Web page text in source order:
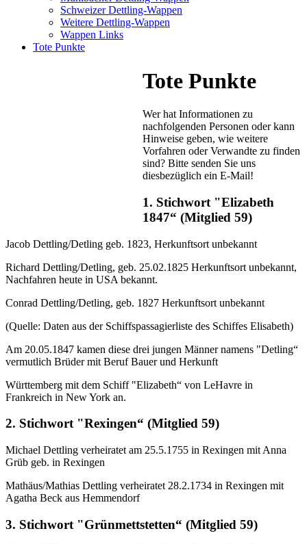
Schweizer Dettling-Wappen
Weitere Dettling-Wappen
Wappen Links
Tote Punkte
Tote Punkte
Wer hat Informationen zu
nachfolgenden Personen oder kann
Hinweise geben, wie weitere
Vorfahren oder Verwandte zu finden
sind? Bitte senden Sie uns
diesbezüglich ein E-Mail!
1. Stichwort "Elizabeth
1847“ (Mitglied 59)
Jacob Dettling/Detling geb. 1823, Herkunftsort unbekannt
Richard Dettling/Detling, geb. 25.02.1825 Herkunftsort unbekannt,
Nachfahren heute in USA bekannt.
Conrad Dettling/Detling, geb. 1827 Herkunftsort unbekannt
(Quelle: Daten aus der Schiffspassagierliste des Schiffes Elisabeth)
Am 20.05.1847 kamen diese drei jungen Männer namens "Detling“
vermutlich Brüder mit Beruf Bauer und Herkunft
Württemberg mit dem Schiff "Elizabeth“ von LeHavre in
Frankreich in New York an.
2. Stichwort "Rexingen“ (Mitglied 59)
Michael Dettling verheiratet am 25.5.1755 in Rexingen mit Anna
Grüb geb. in Rexingen
Mathäus/Mathias Dettling verheiratet 28.2.1734 in Rexingen mit
Agatha Beck aus Hemmendorf
3. Stichwort "Grünmettstetten“ (Mitglied 59)